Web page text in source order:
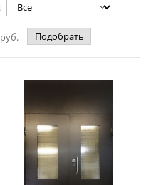
руб. Подобрать